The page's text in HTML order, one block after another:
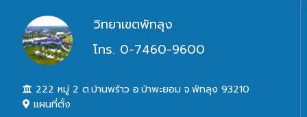
วิทยาเขตพัทลุง
โทร. 0-7460-9600
222 หมู่ 2 ต.บ้านพร้าว อ.ป่าพะยอม จ.พัทลุง 93210
แผนที่ตั้ง